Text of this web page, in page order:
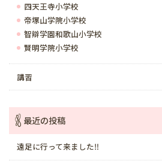
四天王寺小学校
帝塚山学院小学校
智辯学園和歌山小学校
賢明学院小学校
講習
最近の投稿
遠足に行って来ました‼️